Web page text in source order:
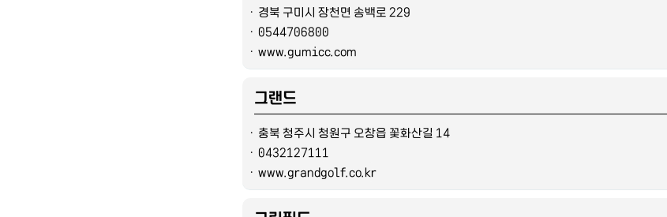
ㆍ 경북 구미시 장천면 송백로 229
ㆍ 0544706800
ㆍ www.gumicc.com
그랜드
ㆍ 충북 청주시 청원구 오창읍 꽃화산길 14
ㆍ 0432127111
ㆍ www.grandgolf.co.kr